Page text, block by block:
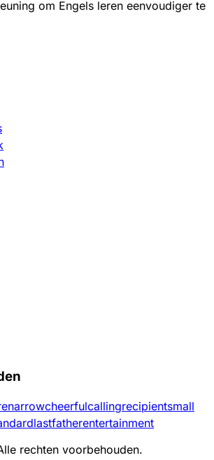
om Engels leren eenvoudiger te
narrowcheerfulcallingrecipientsmall
lastfatherentertainment
rechten voorbehouden.